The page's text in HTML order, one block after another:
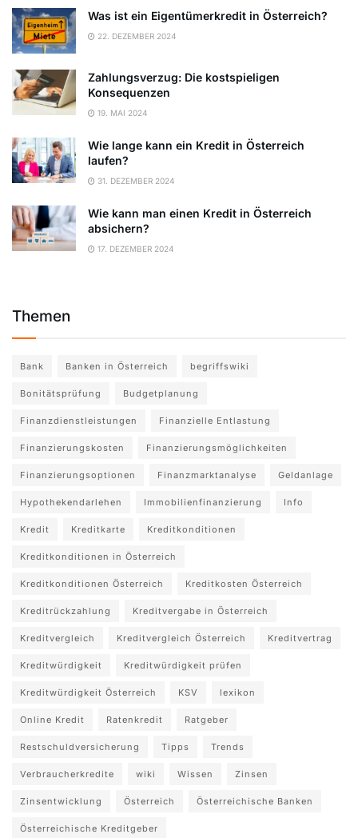
Was ist ein Eigentümerkredit in Österreich?
22. DEZEMBER 2024
Zahlungsverzug: Die kostspieligen
Konsequenzen
19. MAI 2024
Wie lange kann ein Kredit in Österreich
laufen?
31. DEZEMBER 2024
Wie kann man einen Kredit in Österreich
absichern?
17. DEZEMBER 2024
Themen
Bank Banken in Österreich begriffswiki
Bonitätsprüfung Budgetplanung
Finanzdienstleistungen Finanzielle Entlastung
Finanzierungskosten Finanzierungsmöglichkeiten
Finanzierungsoptionen Finanzmarktanalyse Geldanlage
Hypothekendarlehen Immobilienfinanzierung Info
Kredit Kreditkarte Kreditkonditionen
Kreditkonditionen in Österreich
Kreditkonditionen Österreich Kreditkosten Österreich
Kreditrückzahlung Kreditvergabe in Österreich
Kreditvergleich Kreditvergleich Österreich Kreditvertrag
Kreditwürdigkeit Kreditwürdigkeit prüfen
Kreditwürdigkeit Österreich KSV lexikon
Online Kredit Ratenkredit Ratgeber
Restschuldversicherung Tipps Trends
Verbraucherkredite wiki Wissen Zinsen
Zinsentwicklung Österreich Österreichische Banken
Österreichische Kreditgeber